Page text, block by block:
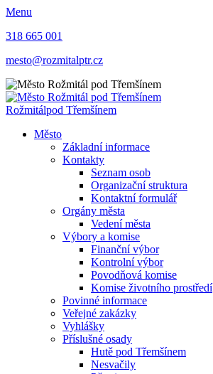
Menu
318 665 001
mesto@rozmitalptr.cz
Rožmitálpod Třemšínem
Město
Základní informace
Kontakty
Seznam osob
Organizační struktura
Kontaktní formulář
Orgány města
Vedení města
Výbory a komise
Finanční výbor
Kontrolní výbor
Povodňová komise
Komise životního prostředí
Povinné informace
Veřejné zakázky
Vyhlášky
Příslušné osady
Hutě pod Třemšínem
Nesvačily